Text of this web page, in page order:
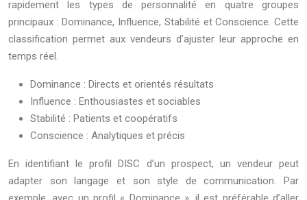
rapidement les types de personnalité en quatre groupes
principaux : Dominance, Influence, Stabilité et Conscience. Cette
classification permet aux vendeurs d’ajuster leur approche en
temps réel.
Dominance : Directs et orientés résultats
Influence : Enthousiastes et sociables
Stabilité : Patients et coopératifs
Conscience : Analytiques et précis
En identifiant le profil DISC d’un prospect, un vendeur peut
adapter son langage et son style de communication. Par